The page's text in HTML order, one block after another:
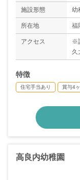
◇
◇
施設形態 幼
所在地 福
アクセス
※
久
特徴
住宅手当あり 賞与4
高良内幼稚園